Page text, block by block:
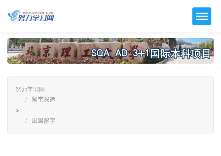
努力学习网
留学深造
>
出国留学